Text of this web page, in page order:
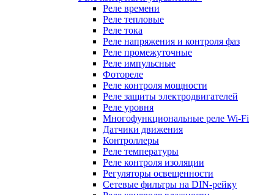
Реле времени
Реле тепловые
Реле тока
Реле напряжения и контроля фаз
Реле промежуточные
Реле импульсные
Фотореле
Реле контроля мощности
Реле защиты электродвигателей
Реле уровня
Многофункциональные реле Wi-Fi
Датчики движения
Контроллеры
Реле температуры
Реле контроля изоляции
Регуляторы освещенности
Сетевые фильтры на DIN-рейку